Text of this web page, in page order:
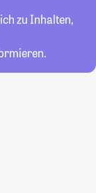
zu Inhalten,